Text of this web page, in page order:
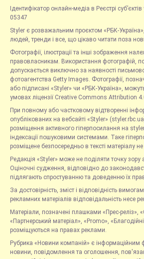
Ідентифікатор онлайн-медіа в Реєстрі
05347
Styler є розважальним проєктом «РБК-
людей, тренди і все, що цікаво читати поза
Фотографії, ілюстрації та інші зображення
правовласникам. Використання фотографій,
допускається виключно за наявності
фотоагентства Getty Images. Фотографії,
або підписані «Styler» чи «РБК-Україна»,
умовах ліцензії Creative Commons Attribution
При повному або частковому відтворенні
опублікованих на вебсайті «Styler»
розміщення активного гіперпосилання на
індексації пошуковими системами. Таке
розміщене безпосередньо в тексті матеріалу
Редакція «Styler» може не поділяти точку зору
Оціночні судження, відповідно до
підлягають спростуванню та доведенню їх
За достовірність, зміст і відповідність
рекламних матеріалів відповідальність несе
Матеріали, позначені плашками «Прес-реліз»,
«Партнерський матеріал», «Promo»,
розміщуються на правах реклами.
Рубрика «Новини компаній» є інформаційним
новини, повідомлення та оголошення,